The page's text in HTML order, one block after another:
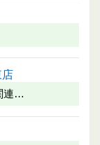
店
連…